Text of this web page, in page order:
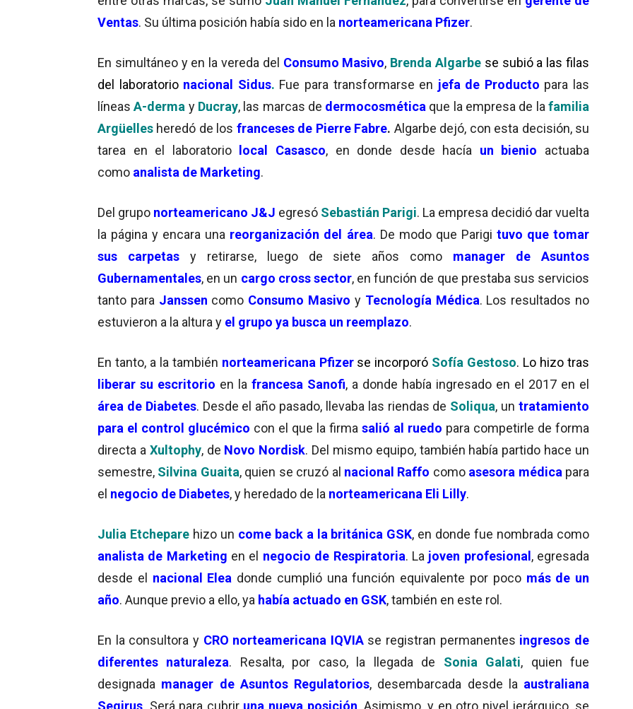
Ventas. Su última posición había sido en la norteamericana Pfizer.
En simultáneo y en la vereda del Consumo Masivo, Brenda Algarbe se subió a las filas
del laboratorio nacional Sidus. Fue para transformarse en jefa de Producto para las
líneas A-derma y Ducray, las marcas de dermocosmética que la empresa de la familia
Argüelles heredó de los franceses de Pierre Fabre. Algarbe dejó, con esta decisión, su
tarea en el laboratorio local Casasco, en donde desde hacía un bienio actuaba
como analista de Marketing.
Del grupo norteamericano J&J egresó Sebastián Parigi. La empresa decidió dar vuelta
la página y encara una reorganización del área. De modo que Parigi tuvo que tomar
sus carpetasy retirarse, luego de siete años como manager de Asuntos
Gubernamentales, en un cargo cross sector, en función de que prestaba sus servicios
tanto para Janssen como Consumo Masivo y Tecnología Médica. Los resultados no
estuvieron a la altura y el grupo ya busca un reemplazo.
En tanto, a la también norteamericana Pfizerse incorporó Sofía Gestoso. Lo hizo tras
liberar su escritorio en la francesa Sanofi, a donde había ingresado en el 2017 en el
área de Diabetes. Desde el año pasado, llevaba las riendas de Soliqua, untratamiento
para el control glucémico con el que la firma salió al ruedo para competirle de forma
directa a Xultophy, de Novo Nordisk. Del mismo equipo, también había partido hace un
semestre, Silvina Guaita, quien se cruzó al nacional Raffo como asesora médica para
el negocio de Diabetes, y heredado de la norteamericana Eli Lilly.
Julia Etchepare hizo un come back a la británica GSK, en donde fue nombrada como
analista de Marketing en el negocio de Respiratoria. La joven profesional, egresada
desde el nacional Elea donde cumplió una función equivalente por poco más de un
año. Aunque previo a ello, ya había actuado en GSK, también en este rol.
En la consultora y CRO norteamericana IQVIAse registran permanentes ingresos de
diferentes naturaleza. Resalta, por caso, la llegada de Sonia Galati, quien fue
designada manager de Asuntos Regulatorios, desembarcada desde la australiana
Seqirus . Será para cubrir una nueva posición . Asimismo, y en otro nivel jerárquico, se